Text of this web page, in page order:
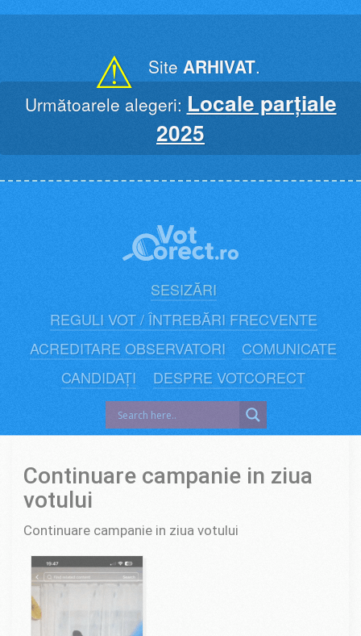
⚠ Site ARHIVAT.
Următoarele alegeri: Locale parțiale
2025
SESIZĂRI
REGULI VOT / ÎNTREBĂRI FRECVENTE
ACREDITARE OBSERVATORI
COMUNICATE
CANDIDAȚI
DESPRE VOTCORECT
Continuare campanie in ziua
votului
Continuare campanie in ziua votului